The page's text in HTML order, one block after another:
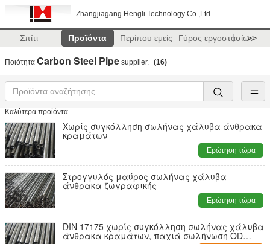
Zhangjiagang Hengli Technology Co.,Ltd
Σπίτι Προϊόντα Περίπου εμείς Γύρος εργοστασίων
>>
Ποιότητα Carbon Steel Pipe supplier. (16)
Καλύτερα προϊόντα
Χωρίς συγκόλληση σωλήνας χάλυβα άνθρακα
κραμάτων
Ερώτηση τώρα
Στρογγυλός μαύρος σωλήνας χάλυβα
άνθρακα ζωγραφικής
Ερώτηση τώρα
DIN 17175 χωρίς συγκόλληση σωλήνας χάλυβα
άνθρακα κραμάτων, παχιά σωλήνωση OD